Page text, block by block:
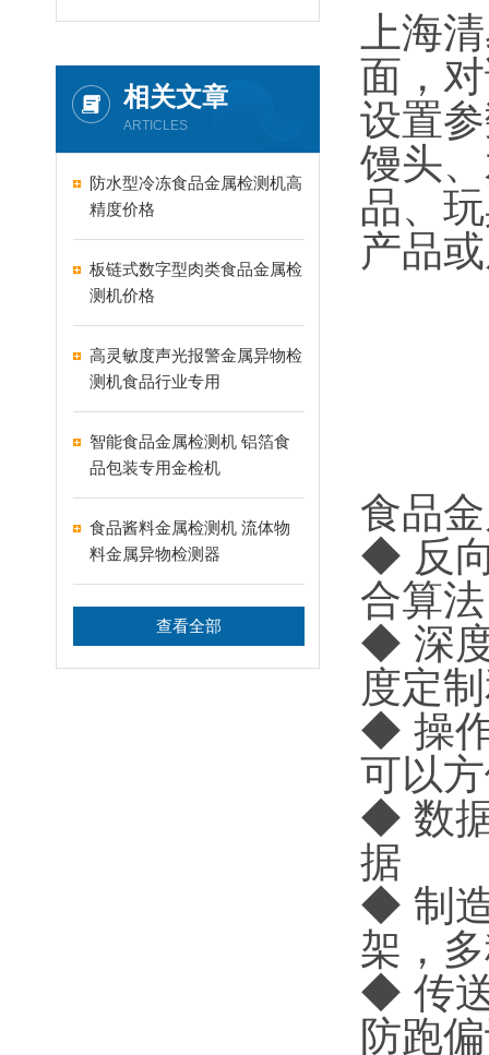
相关文章
ARTICLES
防水型冷冻食品金属检测机高
精度价格
板链式数字型肉类食品金属检
测机价格
高灵敏度声光报警金属异物检
测机食品行业专用
智能食品金属检测机 铝箔食
品包装专用金检机
食品酱料金属检测机 流体物
料金属异物检测器
查看全部
上海
面，
设置
馒头
品、
产品
食品
◆ 反
合算
◆ 深
度定
◆ 操
可以
◆ 数
据
◆ 制
架，
◆ 传
防跑